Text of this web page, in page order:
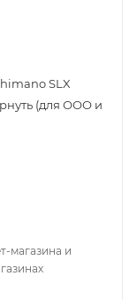
SLX
(для ООО и
магазина и